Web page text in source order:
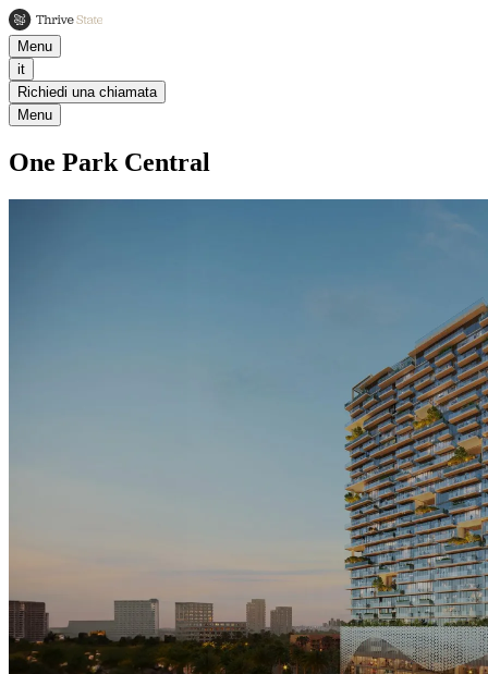
Menu
it
Richiedi una chiamata
Menu
One Park Central